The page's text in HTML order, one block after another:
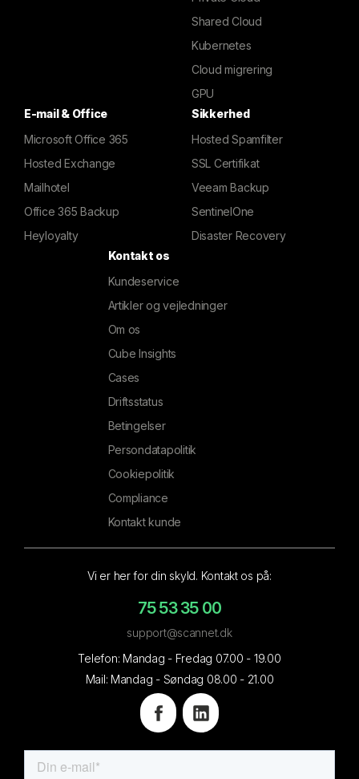
Shared Cloud
Kubernetes
Cloud migrering
GPU
E-mail & Office
Microsoft Office 365
Hosted Exchange
Mailhotel
Office 365 Backup
Heyloyalty
Sikkerhed
Hosted Spamfilter
SSL Certifikat
Veeam Backup
SentinelOne
Disaster Recovery
Kontakt os
Kundeservice
Artikler og vejledninger
Om os
Cube Insights
Cases
Driftsstatus
Betingelser
Persondatapolitik
Cookiepolitik
Compliance
Kontakt kunde
Vi er her for din skyld. Kontakt os på:
75 53 35 00
support@scannet.dk
Telefon: Mandag - Fredag 07.00 - 19.00
Mail: Mandag - Søndag 08.00 - 21.00